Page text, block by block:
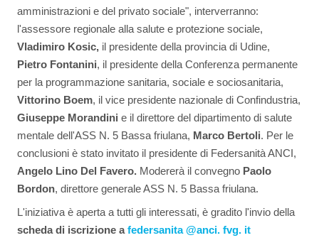
amministrazioni e del privato sociale", interverranno:
l'assessore regionale alla salute e protezione sociale,
Vladimiro Kosic, il presidente della provincia di Udine,
Pietro Fontanini, il presidente della Conferenza permanente
per la programmazione sanitaria, sociale e sociosanitaria,
Vittorino Boem, il vice presidente nazionale di Confindustria,
Giuseppe Morandini e il direttore del dipartimento di salute
mentale dell'ASS N. 5 Bassa friulana, Marco Bertoli. Per le
conclusioni è stato invitato il presidente di Federsanità ANCI,
Angelo Lino Del Favero. Modererà il convegno Paolo
Bordon, direttore generale ASS N. 5 Bassa friulana.
L'iniziativa è aperta a tutti gli interessati, è gradito l'invio della
scheda di iscrizione afedersanita @anci. fvg. it